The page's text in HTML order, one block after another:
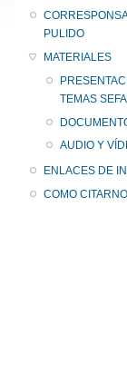
PULIDO
MATERIALES
TEMAS
AUDIO Y
ENLACES DE
COMO